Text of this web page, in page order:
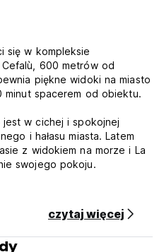
się w kompleksie
600 metrów od
piękne widoki na miasto
minut spacerem od obiektu.
jest w cichej i spokojnej
i hałasu miasta. Latem
z widokiem na morze i La
swojego pokoju.
Większość z nich oferuje
Sycylii.
1 km od dworca kolejowego
czytaj więcej